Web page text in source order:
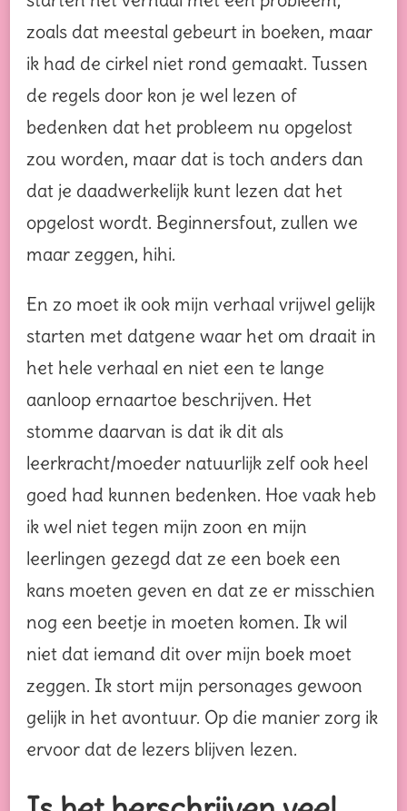
zoals dat meestal gebeurt in boeken, maar
ik had de cirkel niet rond gemaakt. Tussen
de regels door kon je wel lezen of
bedenken dat het probleem nu opgelost
zou worden, maar dat is toch anders dan
dat je daadwerkelijk kunt lezen dat het
opgelost wordt. Beginnersfout, zullen we
maar zeggen, hihi.
En zo moet ik ook mijn verhaal vrijwel gelijk
starten met datgene waar het om draait in
het hele verhaal en niet een te lange
aanloop ernaartoe beschrijven. Het
stomme daarvan is dat ik dit als
leerkracht/moeder natuurlijk zelf ook heel
goed had kunnen bedenken. Hoe vaak heb
ik wel niet tegen mijn zoon en mijn
leerlingen gezegd dat ze een boek een
kans moeten geven en dat ze er misschien
nog een beetje in moeten komen. Ik wil
niet dat iemand dit over mijn boek moet
zeggen. Ik stort mijn personages gewoon
gelijk in het avontuur. Op die manier zorg ik
ervoor dat de lezers blijven lezen.